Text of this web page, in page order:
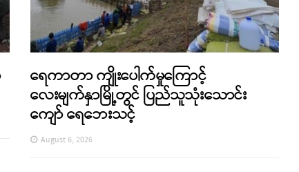
ရေကာတာ ကျိုးပေါက်မှုကြောင့်
လေးမျက်နှာမြို့တွင် ပြည်သူသုံးသောင်း
ကျော် ရေဘေးသင့်
August 6, 2026